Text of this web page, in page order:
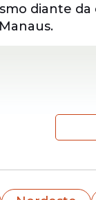
diante